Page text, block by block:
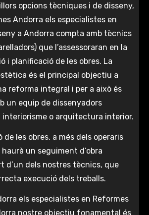
opcions tècniques i de disseny,
Andorra els especialistes en
a Andorra compta amb tècnics
que l’assessoraran en la
i planificació de les obres. La
és el principal objectiu a
reforma integral i per a això és
un equip de dissenyadors
interiorisme o arquitectura interior.
de les obres, a més dels operaris
un seguiment d’obra
d’un dels nostres tècnics, que
execució dels treballs.
els especialistes en Reformes
nostre objectiu fonamental és